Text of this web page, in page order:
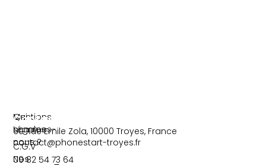
Mentions
Légales
C.G.V
Qui
sommes-
nous ?
Nos
Contact
60 Rue Emile Zola, 10000 Troyes, France
contact@phonestart-troyes.fr
09 82 54 73 64